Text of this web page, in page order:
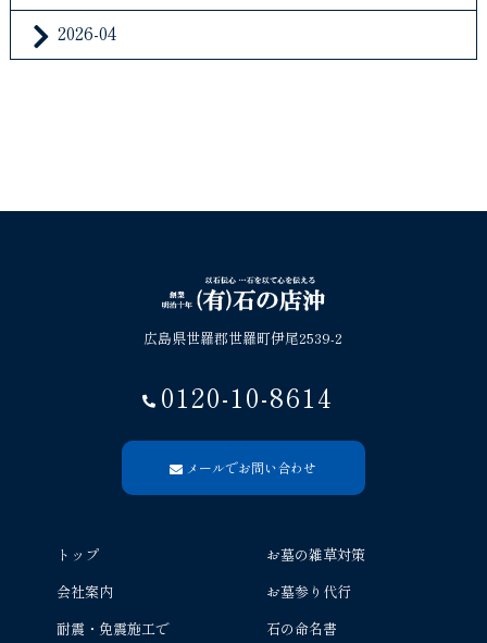
2026-04
広島県世羅郡世羅町伊尾2539-2
0120-10-8614
メールでお問い合わせ
トップ
会社案内
耐震・免震施工で
お墓の雑草対策
お墓参り代行
石の命名書